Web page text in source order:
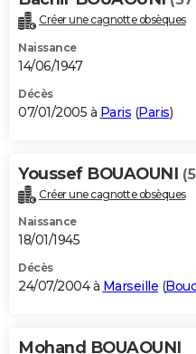
Créer une cagnotte obsèques
Naissance
14/06/1947
Décès
07/01/2005 à Paris (Paris)
Youssef BOUAOUNI
Créer une cagnotte obsèques
Naissance
18/01/1945
Décès
24/07/2004 à Marseille (
Mohand BOUAOUNI